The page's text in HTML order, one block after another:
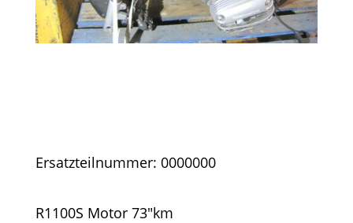
Ersatzteilnummer: 0000000
R1100S Motor 73"km